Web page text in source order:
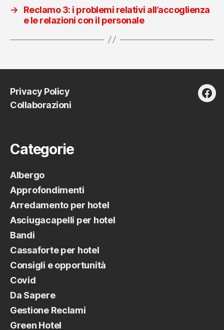
→
Reclamo 3: i problemi relativi all’accoglienza
e le relazioni con il personale
Privacy Policy
Collaborazioni
Categorie
Albergo
Approfondimenti
Arredamento per hotel
Asciugacapelli per hotel
Bandi
Cassaforte per hotel
Consigli e opportunità
Covid
Da Sapere
Gestione Reclami
Green Hotel